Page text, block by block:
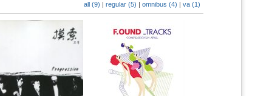
all (9) | regular (5) | omnibus (4) | va (1)